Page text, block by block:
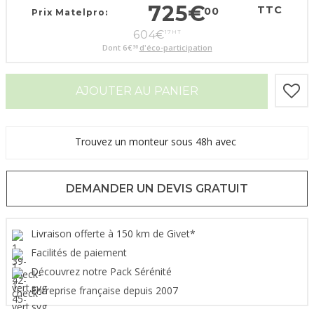
Prix Matelpro: 725€00 TTC
604€17 HT
Dont 6€ 36 d'éco-participation
AJOUTER AU PANIER
Trouvez un monteur sous 48h avec
DEMANDER UN DEVIS GRATUIT
Livraison offerte à 150 km de Givet*
Facilités de paiement
Découvrez notre Pack Sérénité
Entreprise française depuis 2007